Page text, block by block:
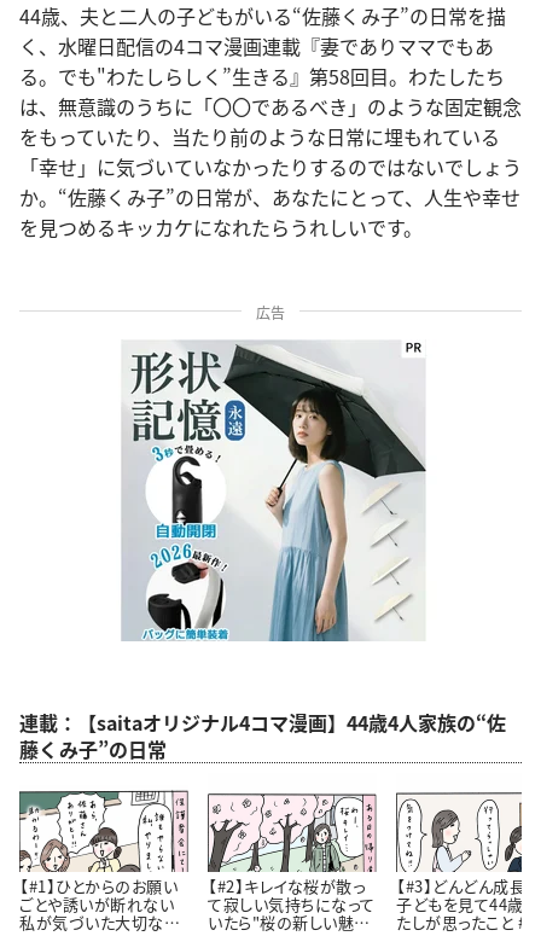
44歳、夫と二人の子どもがいる“佐藤くみ子”の日常を描
く、水曜日配信の4コマ漫画連載『妻でありママでもあ
る。でも"わたしらしく”生きる』第58回目。わたしたち
は、無意識のうちに「〇〇であるべき」のような固定観念
をもっていたり、当たり前のような日常に埋もれている
「幸せ」に気づいていなかったりするのではないでしょう
か。“佐藤くみ子”の日常が、あなたにとって、人生や幸せ
を見つめるキッカケになれたらうれしいです。
広告
連載：【saitaオリジナル4コマ漫画】44歳4人家族の“佐
藤くみ子”の日常
【#1】ひとからのお願い
ごとや誘いが断れない
私が気づいた大切なこ
【#2】キレイな桜が散っ
て寂しい気持ちになって
いたら"桜の新しい魅
【#3】どんどん成長
子どもを見て44歳
たしが思ったこと #4コ